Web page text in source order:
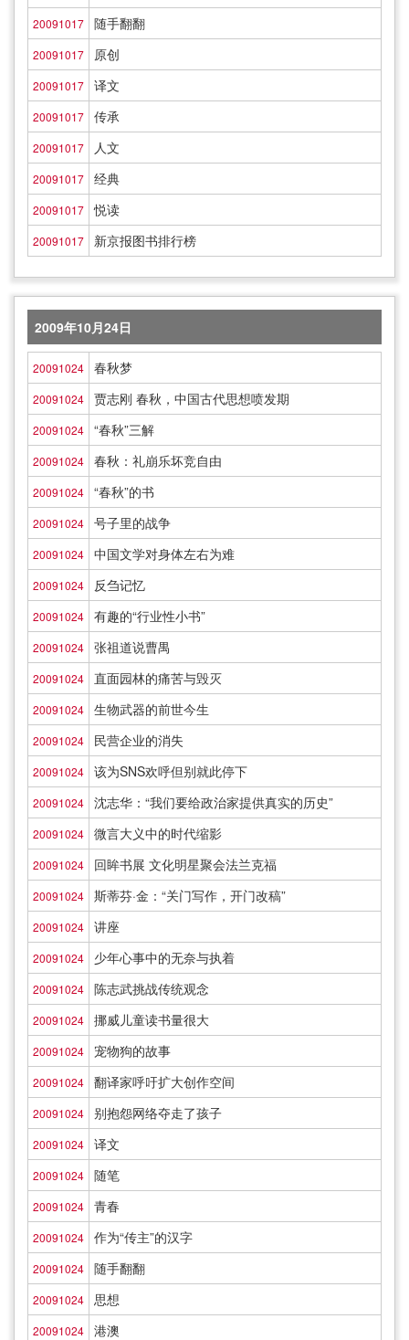
20091017 随手翻翻
20091017 原创
20091017 译文
20091017 传承
20091017 人文
20091017 经典
20091017 悦读
20091017 新京报图书排行榜
2009年10月24日
20091024 春秋梦
20091024 贾志刚 春秋，中国古代思想喷发期
20091024 “春秋”三解
20091024 春秋：礼崩乐坏竞自由
20091024 “春秋”的书
20091024 号子里的战争
20091024 中国文学对身体左右为难
20091024 反刍记忆
20091024 有趣的“行业性小书”
20091024 张祖道说曹禺
20091024 直面园林的痛苦与毁灭
20091024 生物武器的前世今生
20091024 民营企业的消失
20091024 该为SNS欢呼但别就此停下
20091024 沈志华：“我们要给政治家提供真实的历史”
20091024 微言大义中的时代缩影
20091024 回眸书展 文化明星聚会法兰克福
20091024 斯蒂芬·金：“关门写作，开门改稿”
20091024 讲座
20091024 少年心事中的无奈与执着
20091024 陈志武挑战传统观念
20091024 挪威儿童读书量很大
20091024 宠物狗的故事
20091024 翻译家呼吁扩大创作空间
20091024 别抱怨网络夺走了孩子
20091024 译文
20091024 随笔
20091024 青春
20091024 作为“传主”的汉字
20091024 随手翻翻
20091024 思想
20091024 港澳